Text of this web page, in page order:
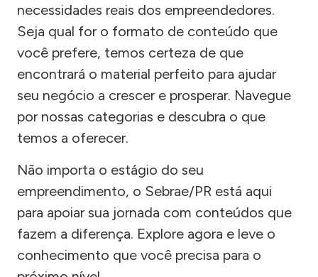
necessidades reais dos empreendedores.
Seja qual for o formato de conteúdo que
você prefere, temos certeza de que
encontrará o material perfeito para ajudar
seu negócio a crescer e prosperar. Navegue
por nossas categorias e descubra o que
temos a oferecer.
Não importa o estágio do seu
empreendimento, o Sebrae/PR está aqui
para apoiar sua jornada com conteúdos que
fazem a diferença. Explore agora e leve o
conhecimento que você precisa para o